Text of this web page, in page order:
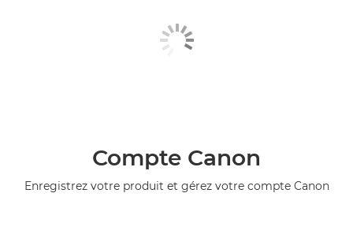
Compte Canon
Enregistrez votre produit et gérez votre compte Canon